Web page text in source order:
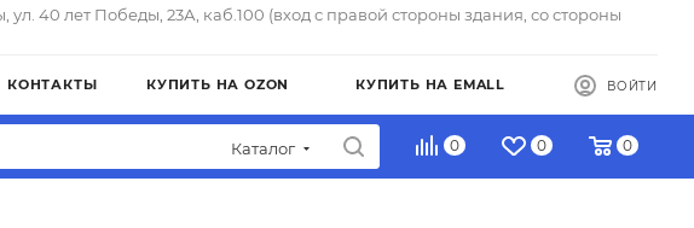
40 лет Победы, 23А, каб.100 (вход с правой стороны здания, со стороны
КОНТАКТЫ КУПИТЬ НА OZON КУПИТЬ НА EMALL ВОЙТИ
Каталог 0 0 0